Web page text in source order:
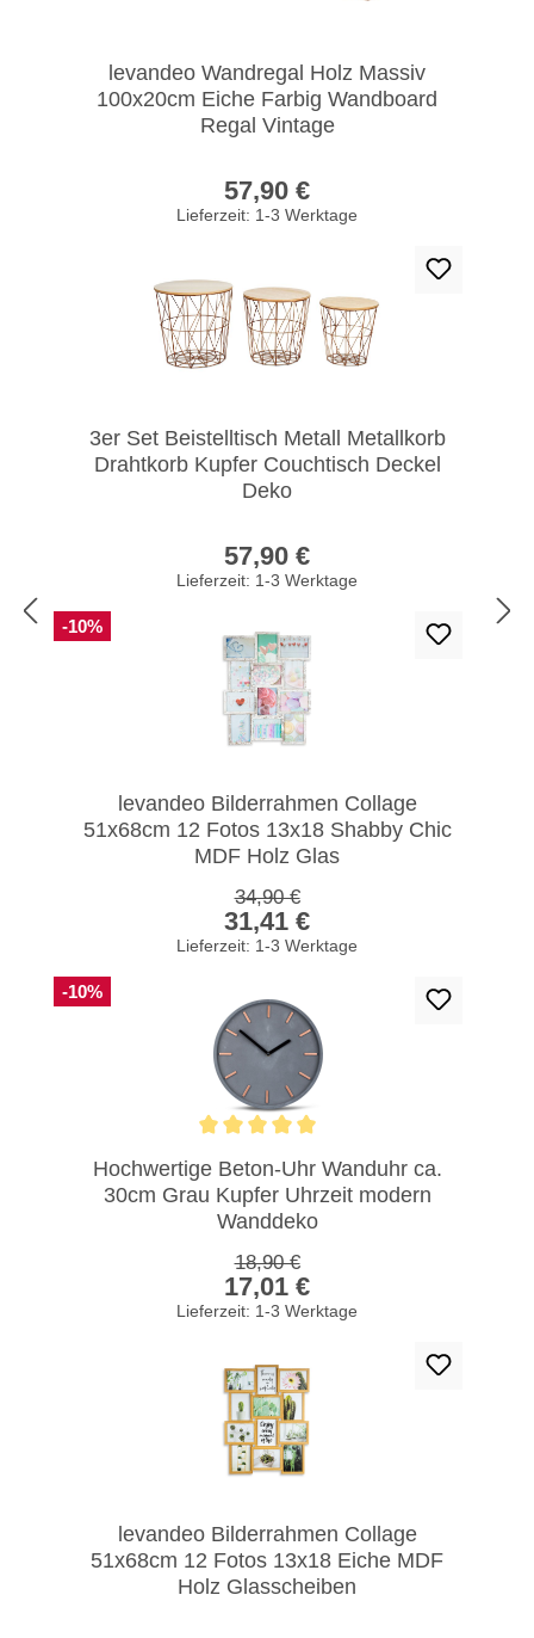
levandeo Wandregal Holz Massiv
100x20cm Eiche Farbig Wandboard
Regal Vintage
57,90 €
Lieferzeit: 1-3 Werktage
3er Set Beistelltisch Metall Metallkorb
Drahtkorb Kupfer Couchtisch Deckel
Deko
57,90 €
Lieferzeit: 1-3 Werktage
-10%
levandeo Bilderrahmen Collage
51x68cm 12 Fotos 13x18 Shabby Chic
MDF Holz Glas
Verkaufspreis:
31,41 €
Regulärer Preis:
34,90 €
Lieferzeit: 1-3 Werktage
-10%
Hochwertige Beton-Uhr Wanduhr ca.
30cm Grau Kupfer Uhrzeit modern
Wanddeko
Verkaufspreis:
17,01 €
Regulärer Preis:
18,90 €
Lieferzeit: 1-3 Werktage
levandeo Bilderrahmen Collage
51x68cm 12 Fotos 13x18 Eiche MDF
Holz Glasscheiben